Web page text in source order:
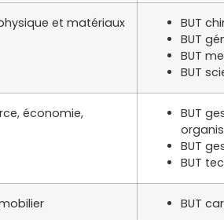
et matériaux
BUT
BUT
BUT
BUT
économie,
BUT
BUT
BUT
BUT